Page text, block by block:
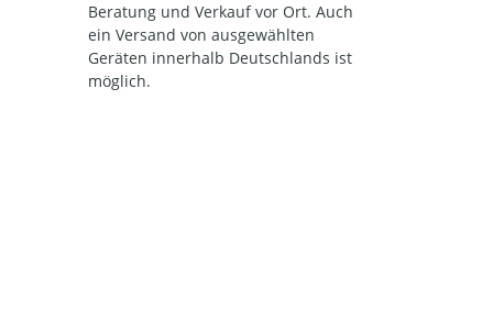
Beratung und Verkauf vor Ort. Auch
ein Versand von ausgewählten
Geräten innerhalb Deutschlands ist
möglich.